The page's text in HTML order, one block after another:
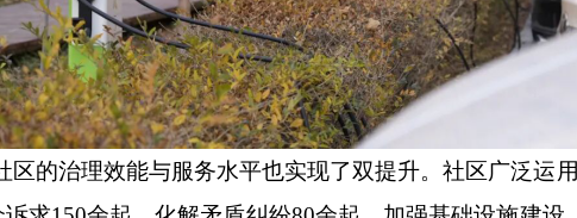
的治理效能与服务水平也实现了双提升。社区广泛运用